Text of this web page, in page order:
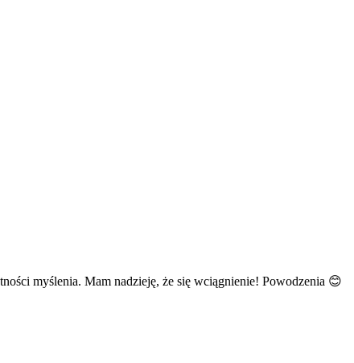
myślenia. Mam nadzieję, że się wciągnienie! Powodzenia 😊